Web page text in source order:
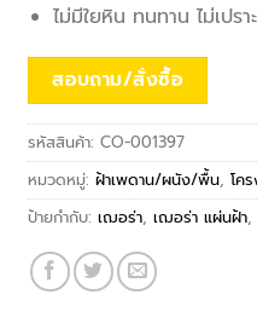
ไม่มีใยหิน ทนทาน ไม่เปร
สอบถาม/สั่งซื้อ
รหัสสินค้า:CO-001397
หมวดหมู่:ฝ้าเพดาน/ผนัง/พื้น,โค
ป้ายกำกับ:เฌอร่า,เฌอร่า แผ่นฝ้า